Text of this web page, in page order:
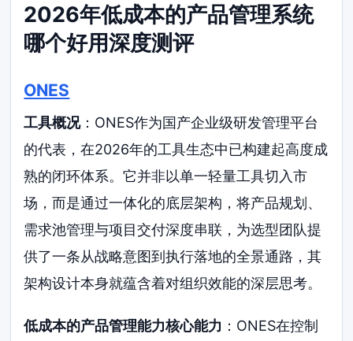
2026年低成本的产品管理系统
哪个好用深度测评
ONES
工具概况：ONES作为国产企业级研发管理平台
的代表，在2026年的工具生态中已构建起高度成
熟的闭环体系。它并非以单一轻量工具切入市
场，而是通过一体化的底层架构，将产品规划、
需求池管理与项目交付深度串联，为选型团队提
供了一条从战略意图到执行落地的全景通路，其
架构设计本身就蕴含着对组织效能的深层思考。
低成本的产品管理能力核心能力 ：ONES在控制